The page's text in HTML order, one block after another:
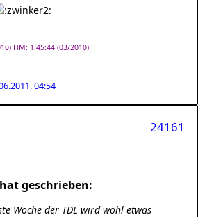
HM: 1:45:44 (03/2010)
04:54
24161
geschrieben:
Woche der TDL wird wohl etwas